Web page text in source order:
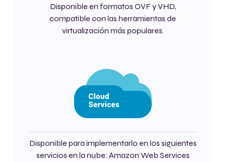
Disponible en formatos OVF y VHD,
compatible con las herramientas de
virtualización más populares.
Disponible para implementarlo en los siguientes
servicios en la nube: Amazon Web Services